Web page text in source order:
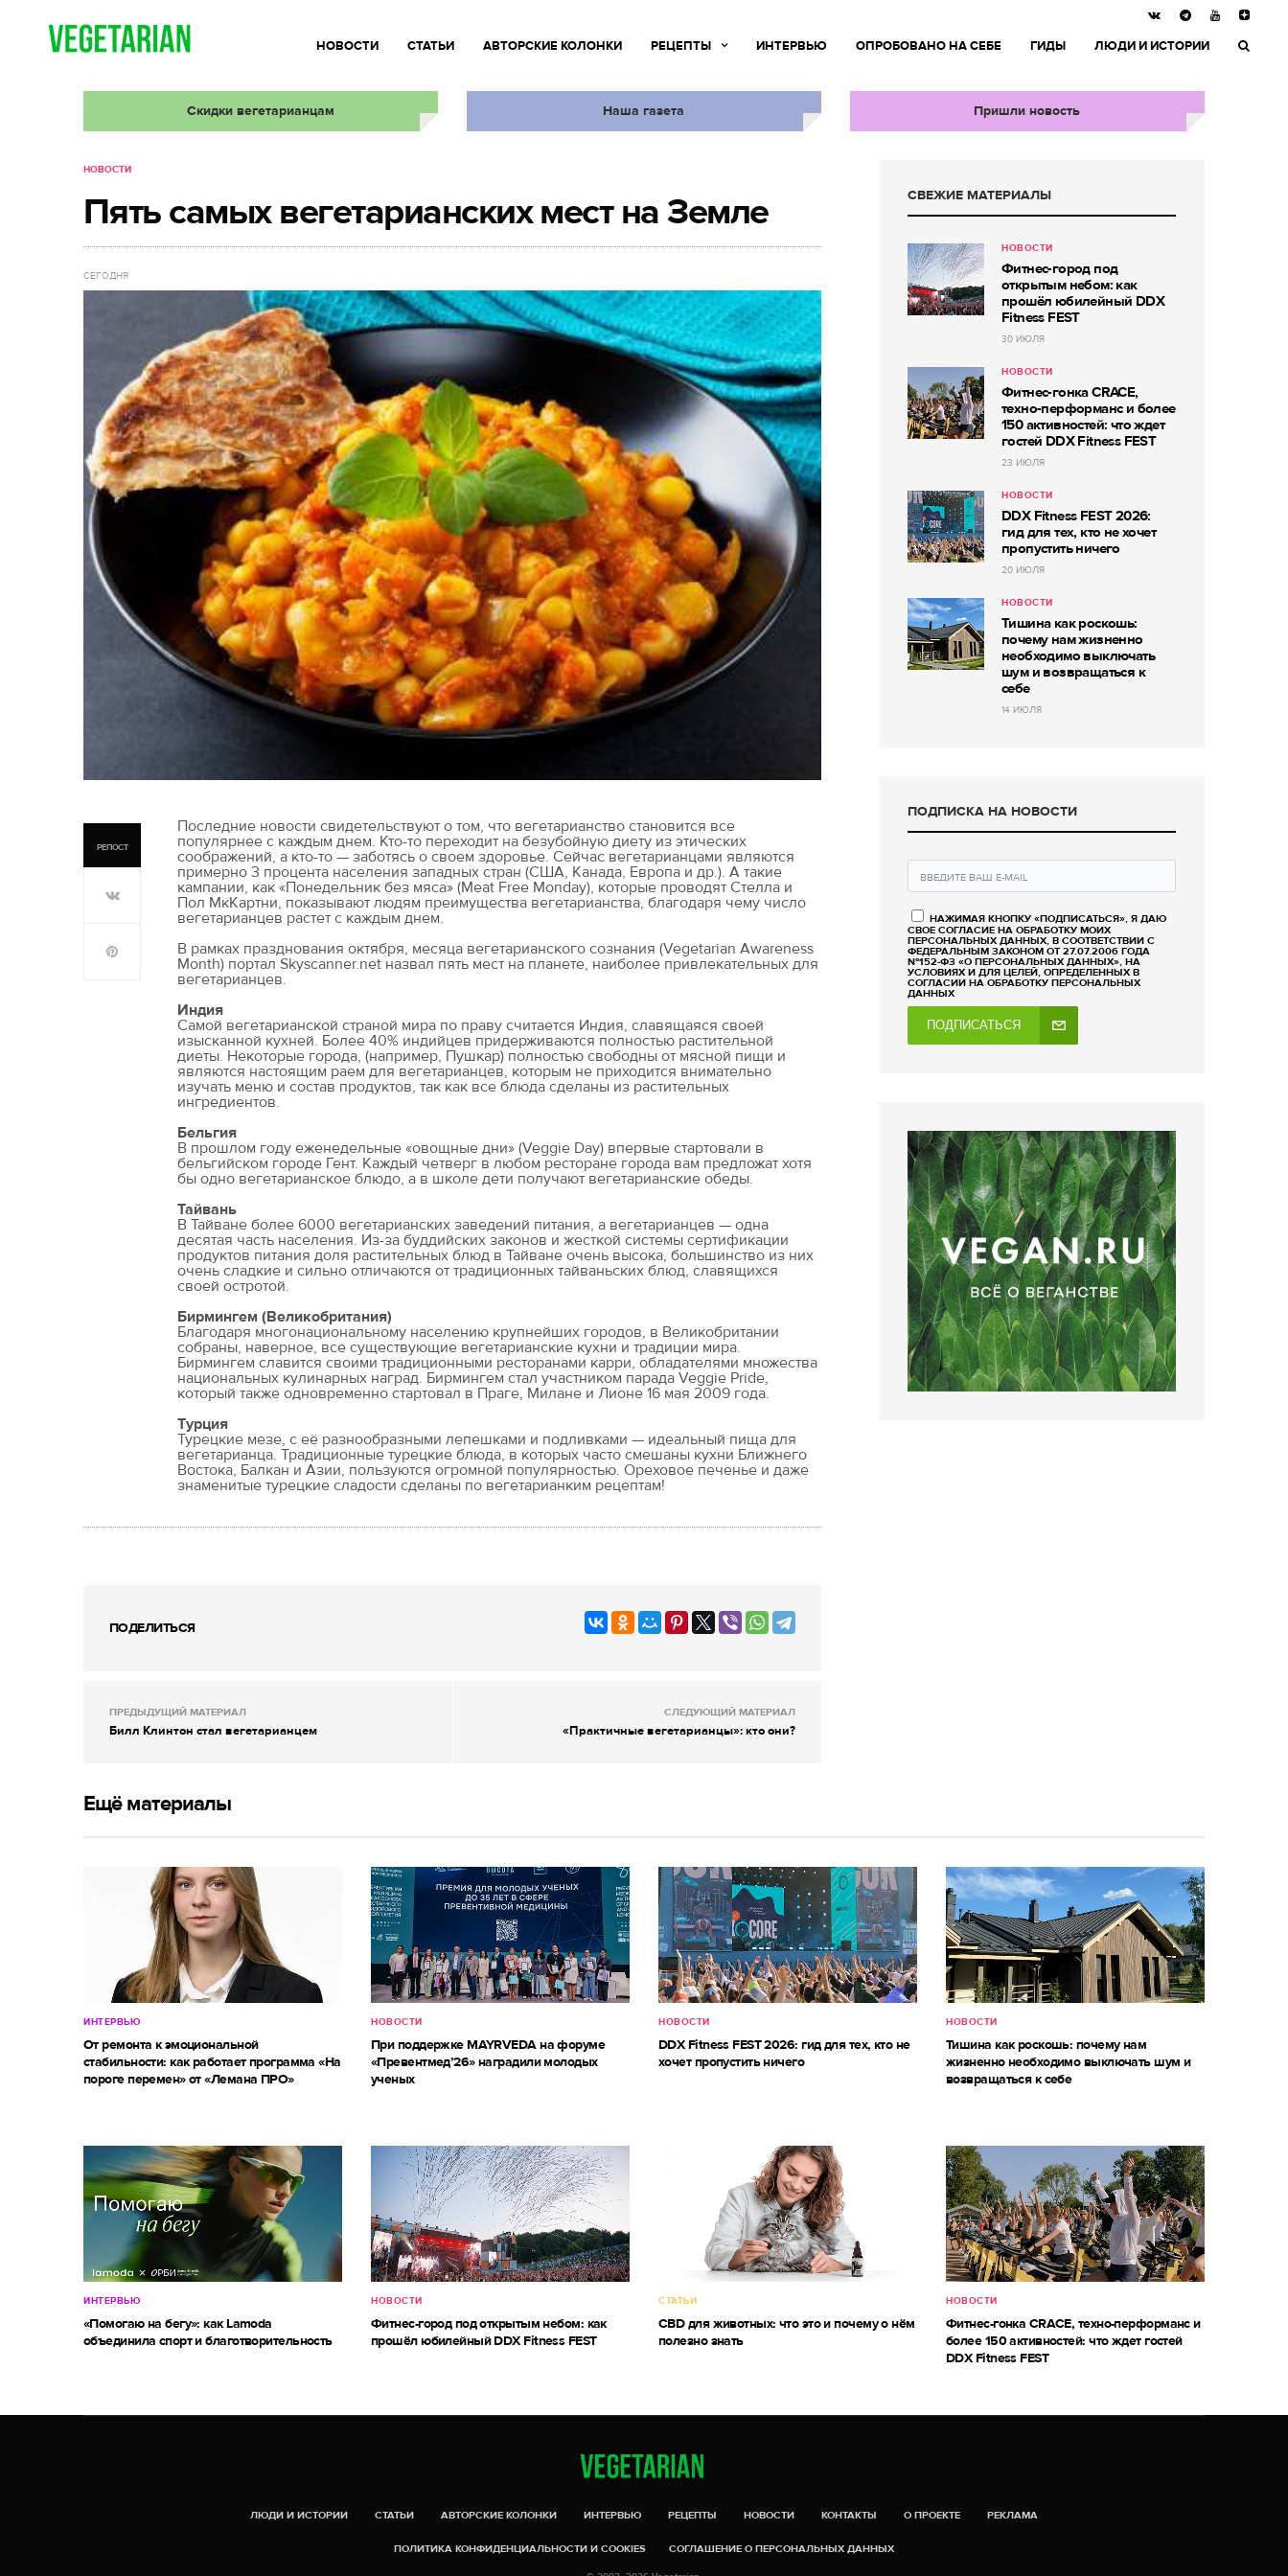
НОВОСТИ СТАТЬИ АВТОРСКИЕ КОЛОНКИ РЕЦЕПТЫ ИНТЕРВЬЮ ОПРОБОВАНО НА СЕБЕ ГИДЫ ЛЮДИ И ИСТОРИИ
Скидки вегетарианцам Наша газета Пришли новость
НОВОСТИ
Пять самых вегетарианских мест на Земле
СЕГОДНЯ
РЕПОСТ
Последние новости свидетельствуют о том, что вегетарианство становится все
популярнее с каждым днем. Кто-то переходит на безубойную диету из этических
соображений, а кто-то — заботясь о своем здоровье. Сейчас вегетарианцами являются
примерно 3 процента населения западных стран (США, Канада, Европа и др.). А такие
кампании, как «Понедельник без мяса» (Meat Free Monday), которые проводят Стелла и
Пол МкКартни, показывают людям преимущества вегетарианства, благодаря чему число
вегетарианцев растет с каждым днем.
В рамках празднования октября, месяца вегетарианского сознания (Vegetarian Awareness
Month) портал Skyscanner.net назвал пять мест на планете, наиболее привлекательных для
вегетарианцев.
Индия
Самой вегетарианской страной мира по праву считается Индия, славящаяся своей
изысканной кухней. Более 40% индийцев придерживаются полностью растительной
диеты. Некоторые города, (например, Пушкар) полностью свободны от мясной пищи и
являются настоящим раем для вегетарианцев, которым не приходится внимательно
изучать меню и состав продуктов, так как все блюда сделаны из растительных
ингредиентов.
Бельгия
В прошлом году еженедельные «овощные дни» (Veggie Day) впервые стартовали в
бельгийском городе Гент. Каждый четверг в любом ресторане города вам предложат хотя
бы одно вегетарианское блюдо, а в школе дети получают вегетарианские обеды.
Тайвань
В Тайване более 6000 вегетарианских заведений питания, а вегетарианцев — одна
десятая часть населения. Из-за буддийских законов и жесткой системы сертификации
продуктов питания доля растительных блюд в Тайване очень высока, большинство из них
очень сладкие и сильно отличаются от традиционных тайваньских блюд, славящихся
своей остротой.
Бирмингем (Великобритания)
Благодаря многонациональному населению крупнейших городов, в Великобритании
собраны, наверное, все существующие вегетарианские кухни и традиции мира.
Бирмингем славится своими традиционными ресторанами карри, обладателями множества
национальных кулинарных наград. Бирмингем стал участником парада Veggie Pride,
который также одновременно стартовал в Праге, Милане и Лионе 16 мая 2009 года.
Турция
Турецкие мезе, с её разнообразными лепешками и подливками — идеальный пища для
вегетарианца. Традиционные турецкие блюда, в которых часто смешаны кухни Ближнего
Востока, Балкан и Азии, пользуются огромной популярностью. Ореховое печенье и даже
знаменитые турецкие сладости сделаны по вегетарианким рецептам!
ПОДЕЛИТЬСЯ
ПРЕДЫДУЩИЙ МАТЕРИАЛ
Билл Клинтон стал вегетарианцем
СЛЕДУЮЩИЙ МАТЕРИАЛ
«Практичные вегетарианцы»: кто они?
СВЕЖИЕ МАТЕРИАЛЫ
НОВОСТИ
Фитнес-город под
открытым небом: как
прошёл юбилейный DDX
Fitness FEST
30 ИЮЛЯ
НОВОСТИ
Фитнес-гонка CRACE,
техно-перформанс и более
150 активностей: что ждет
гостей DDX Fitness FEST
23 ИЮЛЯ
НОВОСТИ
DDX Fitness FEST 2026:
гид для тех, кто не хочет
пропустить ничего
20 ИЮЛЯ
НОВОСТИ
Тишина как роскошь:
почему нам жизненно
необходимо выключать
шум и возвращаться к
себе
14 ИЮЛЯ
ПОДПИСКА НА НОВОСТИ
НАЖИМАЯ КНОПКУ «ПОДПИСАТЬСЯ», Я ДАЮ
СВОЕ СОГЛАСИЕ НА ОБРАБОТКУ МОИХ
ПЕРСОНАЛЬНЫХ ДАННЫХ, В СООТВЕТСТВИИ С
ФЕДЕРАЛЬНЫМ ЗАКОНОМ ОТ 27.07.2006 ГОДА
№152-ФЗ «О ПЕРСОНАЛЬНЫХ ДАННЫХ», НА
УСЛОВИЯХ И ДЛЯ ЦЕЛЕЙ, ОПРЕДЕЛЕННЫХ В
СОГЛАСИИ НА ОБРАБОТКУ ПЕРСОНАЛЬНЫХ
ДАННЫХ
ПОДПИСАТЬСЯ
Ещё материалы
ИНТЕРВЬЮ
От ремонта к эмоциональной
стабильности: как работает программа «На
пороге перемен» от «Лемана ПРО»
НОВОСТИ
При поддержке MAYRVEDA на форуме
«Превентмед’26» наградили молодых
ученых
НОВОСТИ
DDX Fitness FEST 2026: гид для тех, кто не
хочет пропустить ничего
НОВОСТИ
Тишина как роскошь: почему нам
жизненно необходимо выключать шум и
возвращаться к себе
ИНТЕРВЬЮ
«Помогаю на бегу»: как Lamoda
объединила спорт и благотворительность
НОВОСТИ
Фитнес-город под открытым небом: как
прошёл юбилейный DDX Fitness FEST
СТАТЬИ
CBD для животных: что это и почему о нём
полезно знать
НОВОСТИ
Фитнес-гонка CRACE, техно-перформанс и
более 150 активностей: что ждет гостей
DDX Fitness FEST
ЛЮДИ И ИСТОРИИ СТАТЬИ АВТОРСКИЕ КОЛОНКИ ИНТЕРВЬЮ РЕЦЕПТЫ НОВОСТИ КОНТАКТЫ О ПРОЕКТЕ РЕКЛАМА
ПОЛИТИКА КОНФИДЕНЦИАЛЬНОСТИ И COOKIES СОГЛАШЕНИЕ О ПЕРСОНАЛЬНЫХ ДАННЫХ